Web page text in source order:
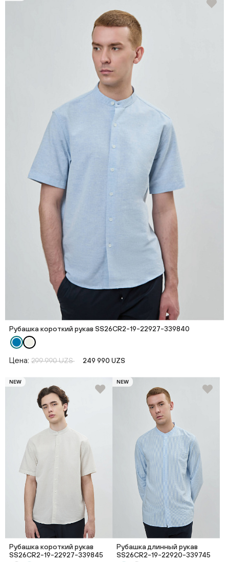
Рубашка короткий рукав SS26CR2-19-22927-339840
Цена: 299 990 UZS 249 990 UZS
NEW
Рубашка короткий рукав
SS26CR2-19-22927-339845
NEW
Рубашка длинный рукав
SS26CR2-19-22920-339745